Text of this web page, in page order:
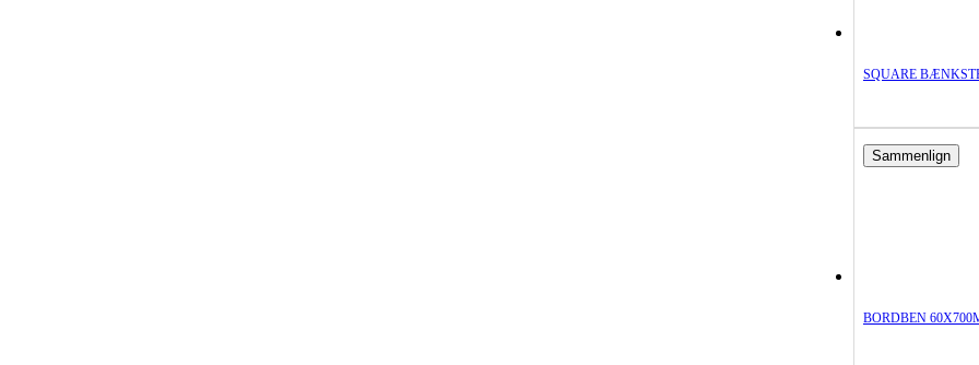
SQUARE
Sammenlign
BORDBEN